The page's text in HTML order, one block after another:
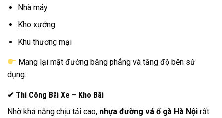
Nhà máy
Kho xưởng
Khu thương mại
Mang lại mặt đường bằng phẳng và tăng độ bền sử
dụng.
✔ Thi Công Bãi Xe – Kho Bãi
Nhờ khả năng chịu tải cao, nhựa đường vá ổ gà Hà Nội rất